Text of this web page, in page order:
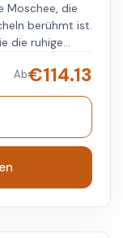
Moschee, die
berühmt ist.
die ruhige
zentrale
Als
Topkapi-Palast
Sie die
Palast.
Ab€114.13